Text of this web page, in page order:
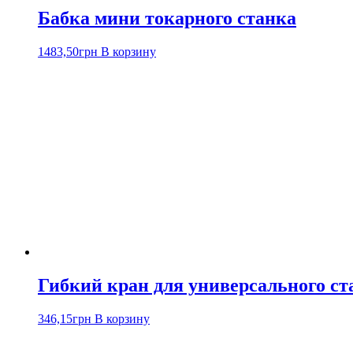
Бабка мини токарного станка
1483,50грн В корзину
Гибкий кран для универсального
346,15грн В корзину